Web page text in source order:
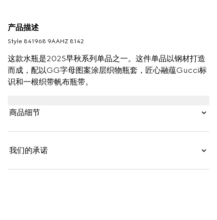
产品描述
Style ‎841968 9AAHZ 8142
这款水瓶是2025早秋系列单品之一。这件单品以钢材打造
而成，配以GG字母图案涂层织物瓶套，匠心融蕴Gucci标
识和一根织带帆布瓶带。
商品细节
我们的承诺